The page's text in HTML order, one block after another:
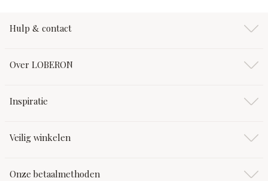
Hulp & contact
Over LOBERON
Inspiratie
Veilig winkelen
Onze betaalmethoden